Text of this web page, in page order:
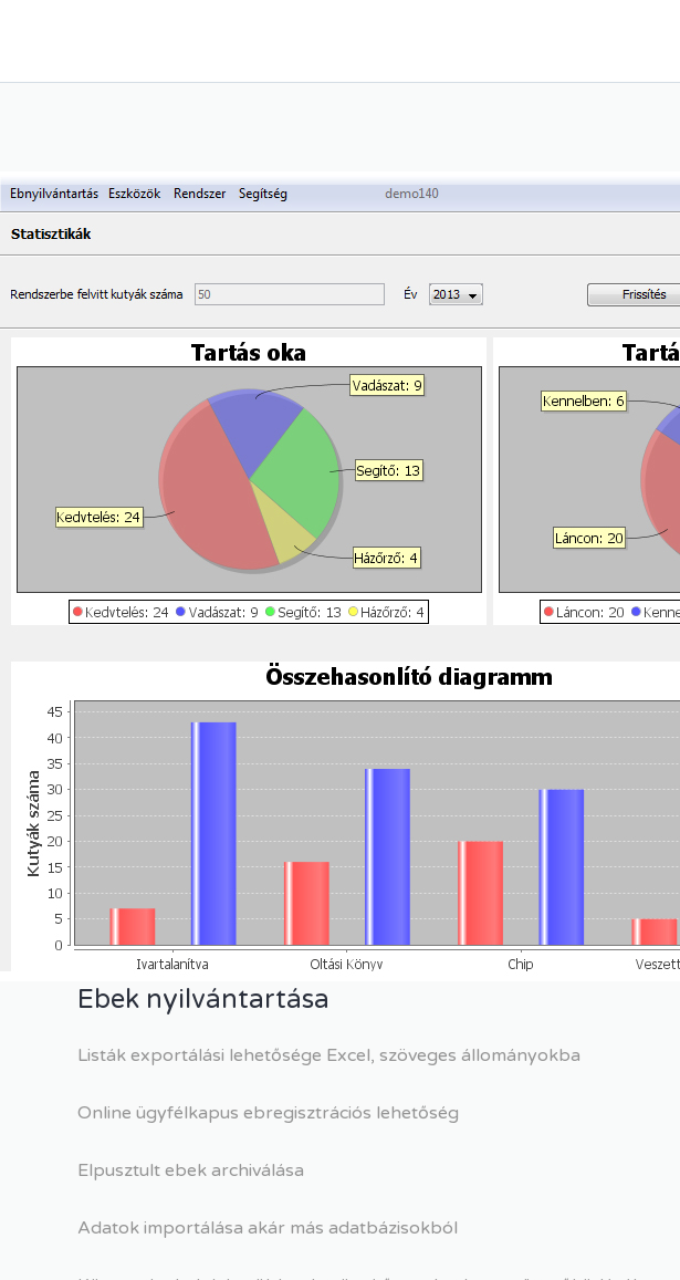
Ebek nyilvántartása
Listák exportálási lehetősége Excel, szöveges állományokba
Online ügyfélkapus ebregisztrációs lehetőség
Elpusztult ebek archiválása
Adatok importálása akár más adatbázisokból